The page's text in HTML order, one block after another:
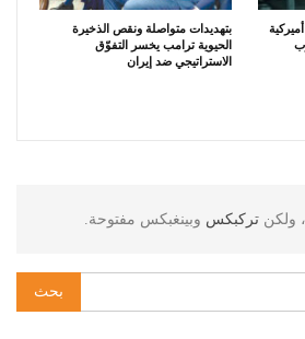
بتهديدات متواصلة ونقص الذخيرة
الحيوية ترامب يخسر التفوّق
الاستراتيجي ضد إيران
ولكن تركبكس وبينغبكس مفتوحة.